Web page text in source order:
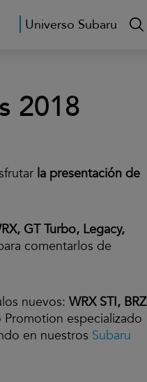
Universo Subaru
2018
la presentación de
GT Turbo, Legacy,
comentarlos de
nuevos: WRX STI, BRZ
Promotion especializado
en nuestros Subaru